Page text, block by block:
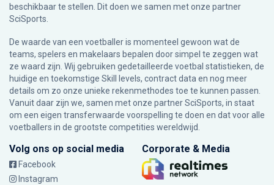
beschikbaar te stellen. Dit doen we samen met onze partner
SciSports
De waarde van een voetballer is momenteel gewoon wat de
teams, spelers en makelaars bepalen door simpel te zeggen wat
ze waard zijn. Wij gebruiken gedetailleerde voetbal statistieken, de
huidige en toekomstige Skill levels, contract data en nog meer
details om zo onze unieke rekenmethodes toe te kunnen passen.
Vanuit daar zijn we, samen met onze partner SciSports, in staat
om een eigen transferwaarde voorspelling te doen en dat voor alle
voetballers in de grootste competities wereldwijd.
Volg ons op social media
Facebook
Instagram
Corporate & Media